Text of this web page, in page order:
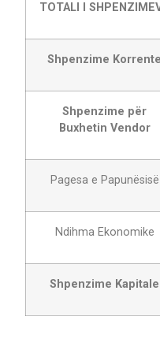
TOTALI I
Shpenzime Korrente
Shpenzime për
Buxhetin Vendor
Pagesa e Papunësisë
Ndihma Ekonomike
Shpenzime Kapitale